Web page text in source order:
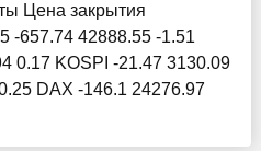
Цена закрытия
-657.74 42888.55 -1.51
0.17 KOSPI -21.47 3130.09
DAX -146.1 24276.97